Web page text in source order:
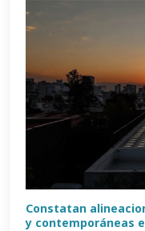
Constatan
y contemporáneas